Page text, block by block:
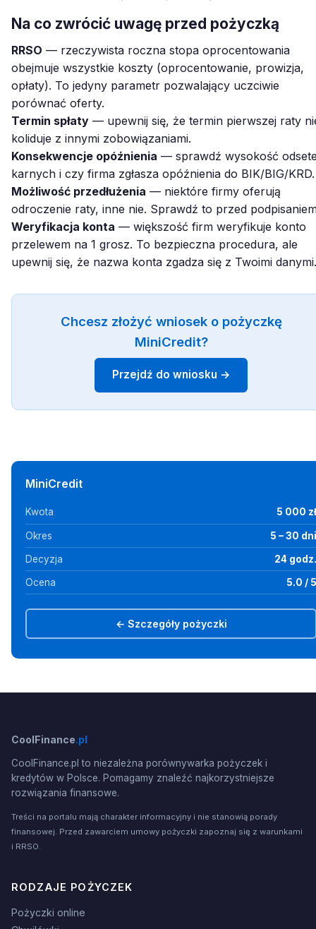
Na co zwrócić uwagę przed pożyczką
RRSO — rzeczywista roczna stopa oprocentowania
obejmuje wszystkie koszty (oprocentowanie, prowizja,
opłaty). To jedyny parametr pozwalający uczciwie
porównać oferty.
Termin spłaty — upewnij się, że termin pierwszej raty
koliduje z innymi zobowiązaniami.
Konsekwencje opóźnienia — sprawdź wysokość
karnych i czy firma zgłasza opóźnienia do BIK/BIG/KRD.
Możliwość przedłużenia — niektóre firmy oferują
odroczenie raty, inne nie. Sprawdź to przed
Weryfikacja konta — większość firm weryfikuje konto
przelewem na 1 grosz. To bezpieczna procedura, ale
upewnij się, że nazwa konta zgadza się z Twoimi danymi.
Chcesz złożyć wniosek o pożyczkę
MiniCredit?
Przejdź do wniosku →
MiniCredit
Kwota 5 000 zł
Okres 5 – 30 dni
Decyzja 24 godz.
Ocena 5.0 / 5
← Szczegóły pożyczki
CoolFinance.pl
CoolFinance.pl to niezależna porównywarka pożyczek i
kredytów w Polsce. Pomagamy znaleźć najkorzystniejsze
rozwiązania finansowe.
Treści na portalu mają charakter informacyjny i nie stanowią porady
finansowej. Przed zawarciem umowy pożyczki zapoznaj się z warunkami
i RRSO.
RODZAJE POŻYCZEK
Pożyczki online